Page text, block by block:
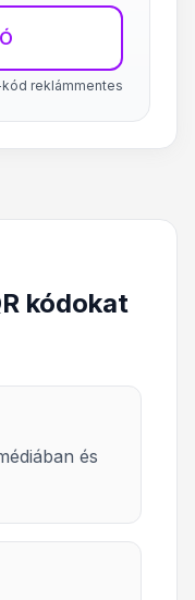
reklámmentes
kódokat
és